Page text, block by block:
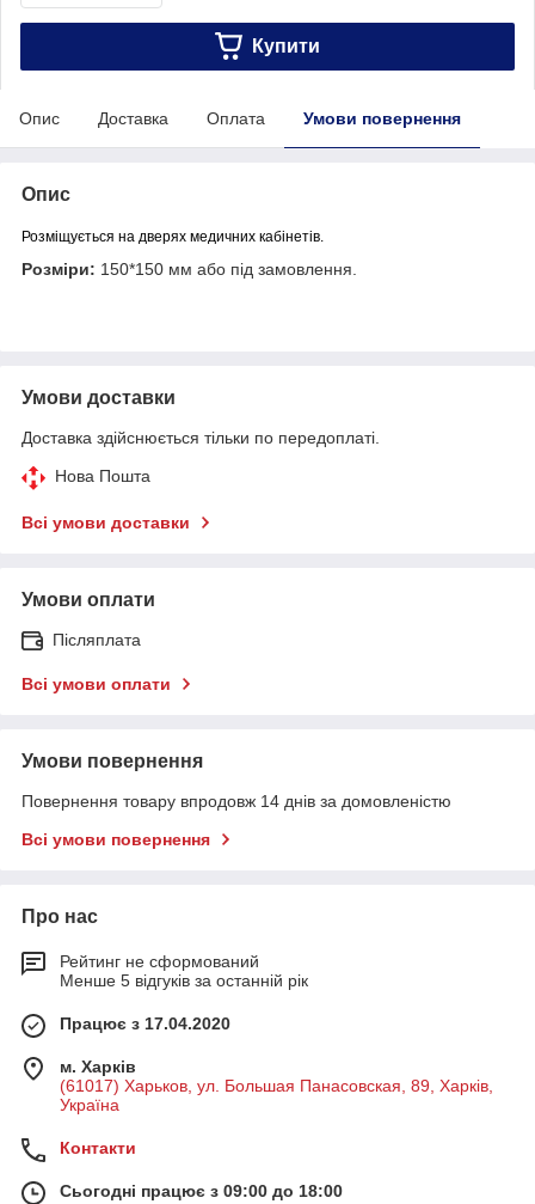
Купити
Опис Доставка Оплата Умови повернення
Опис
Розміщується на дверях медичних кабінетів.
Розміри: 150*150 мм або під замовлення.
Умови доставки
Доставка здійснюється тільки по передоплаті.
Нова Пошта
Всі умови доставки
Умови оплати
Післяплата
Всі умови оплати
Умови повернення
Повернення товару впродовж 14 днів за домовленістю
Всі умови повернення
Про нас
Рейтинг не сформований
Менше 5 відгуків за останній рік
Працює з 17.04.2020
м. Харків
(61017) Харьков, ул. Большая Панасовская, 89, Харків,
Україна
Контакти
Сьогодні працює з 09:00 до 18:00